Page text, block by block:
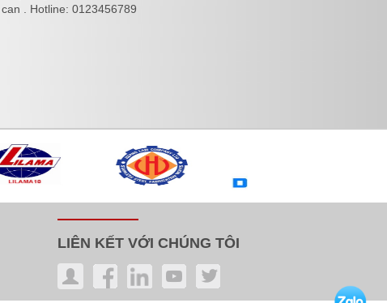
can . Hotline: 0123456789
LIÊN KẾT VỚI CHÚNG TÔI